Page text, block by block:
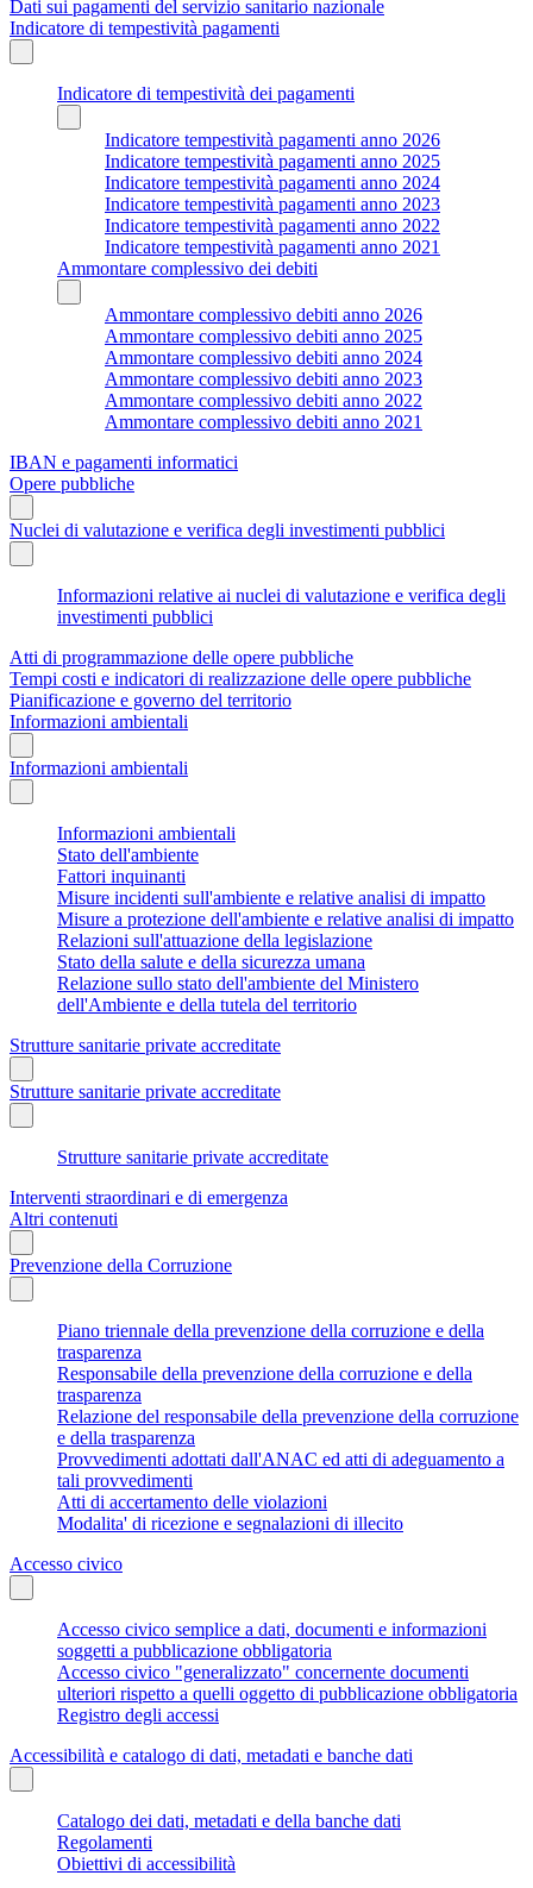
Dati sui pagamenti del servizio sanitario nazionale
Indicatore di tempestività pagamenti
Indicatore di tempestività dei pagamenti
Indicatore tempestività pagamenti anno 2026
Indicatore tempestività pagamenti anno 2025
Indicatore tempestività pagamenti anno 2024
Indicatore tempestività pagamenti anno 2023
Indicatore tempestività pagamenti anno 2022
Indicatore tempestività pagamenti anno 2021
Ammontare complessivo dei debiti
Ammontare complessivo debiti anno 2026
Ammontare complessivo debiti anno 2025
Ammontare complessivo debiti anno 2024
Ammontare complessivo debiti anno 2023
Ammontare complessivo debiti anno 2022
Ammontare complessivo debiti anno 2021
IBAN e pagamenti informatici
Opere pubbliche
Nuclei di valutazione e verifica degli investimenti pubblici
Informazioni relative ai nuclei di valutazione e verifica degli
investimenti pubblici
Atti di programmazione delle opere pubbliche
Tempi costi e indicatori di realizzazione delle opere pubbliche
Pianificazione e governo del territorio
Informazioni ambientali
Informazioni ambientali
Informazioni ambientali
Stato dell'ambiente
Fattori inquinanti
Misure incidenti sull'ambiente e relative analisi di impatto
Misure a protezione dell'ambiente e relative analisi di impatto
Relazioni sull'attuazione della legislazione
Stato della salute e della sicurezza umana
Relazione sullo stato dell'ambiente del Ministero
dell'Ambiente e della tutela del territorio
Strutture sanitarie private accreditate
Strutture sanitarie private accreditate
Strutture sanitarie private accreditate
Interventi straordinari e di emergenza
Altri contenuti
Prevenzione della Corruzione
Piano triennale della prevenzione della corruzione e della
trasparenza
Responsabile della prevenzione della corruzione e della
trasparenza
Relazione del responsabile della prevenzione della corruzione
e della trasparenza
Provvedimenti adottati dall'ANAC ed atti di adeguamento a
tali provvedimenti
Atti di accertamento delle violazioni
Modalita' di ricezione e segnalazioni di illecito
Accesso civico
Accesso civico semplice a dati, documenti e informazioni
soggetti a pubblicazione obbligatoria
Accesso civico "generalizzato" concernente documenti
ulteriori rispetto a quelli oggetto di pubblicazione obbligatoria
Registro degli accessi
Accessibilità e catalogo di dati, metadati e banche dati
Catalogo dei dati, metadati e della banche dati
Regolamenti
Obiettivi di accessibilità